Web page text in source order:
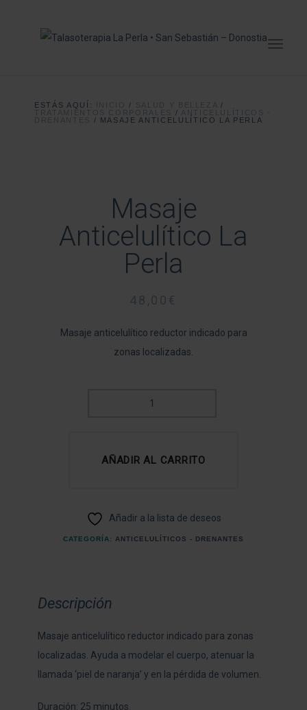
ESTÁS AQUÍ: INICIO / SALUD Y BELLEZA
/
TRATAMIENTOS CORPORALES
/
ANTICELULÍTICOS -
/ MASAJE ANTICELULÍTICO LA PERLA
Masaje
Anticelulítico La
Perla
48,00 €
Masaje anticelulítico reductor indicado para
zonas localizadas.
CANTIDAD
AÑADIR AL CARRITO
Añadir a la lista de deseos
CATEGORÍA: ANTICELULÍTICOS - DRENANTES
Descripción
Masaje anticelulítico reductor indicado para zonas
localizadas. Ayuda a modelar el cuerpo, atenuar la
llamada ‘piel de naranja’ y en la pérdida de volumen.
Duración: 25 minutos.